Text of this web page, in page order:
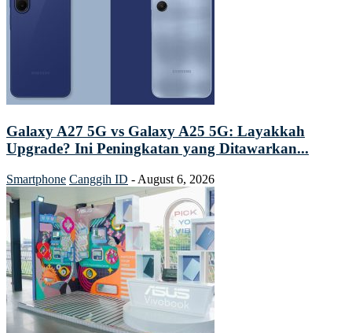
Galaxy A27 5G vs Galaxy A25 5G: Layakkah
Upgrade? Ini Peningkatan yang Ditawarkan...
Smartphone Canggih ID - August 6, 2026